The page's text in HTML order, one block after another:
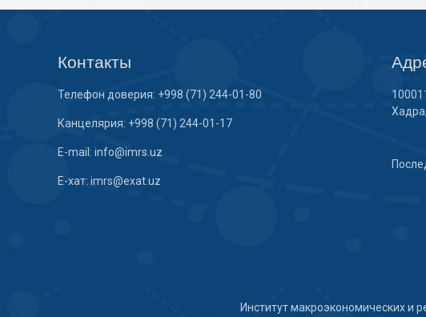
Контакты
Телефон доверия: +998 (71) 244-01-80
Канцелярия: +998 (71) 244-01-17
E-mail: info@imrs.uz
E-хат: imrs@exat.uz
Институт макроэкономических и